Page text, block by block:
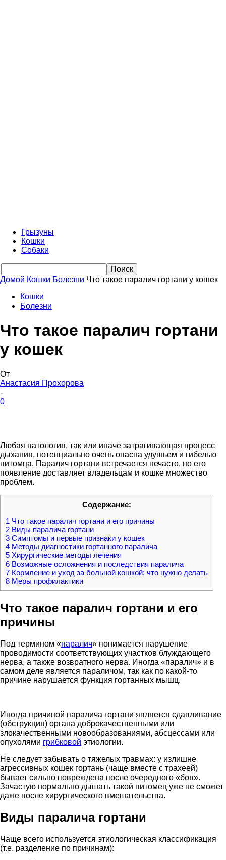
Грызуны
Кошки
Собаки
Домой Кошки Болезни Что такое паралич гортани у кошек
Кошки
Болезни
Что такое паралич гортани
у кошек
От
Анастасия Прохорова
-
0
Любая патология, так или иначе затрагивающая процесс
дыхания, потенциально очень опасна удушьем и гибелью
питомца. Паралич гортани встречается нечасто, но его
появление доставляет владельцам и кошке множество
проблем.
Содержание:
1 Что такое паралич гортани и его причины
2 Виды паралича гортани
3 Симптомы и первые признаки у кошек
4 Методы диагностики гортанного паралича
5 Хирургические методы лечения
6 Возможные осложнения и последствия паралича
7 Кормление и уход за больной кошкой: что нужно делать
8 Меры профилактики
Что такое паралич гортани и его
причины
Под термином «паралич» понимается нарушение
проводимости соответствующих участков блуждающего
нерва, а также возвратного нерва. Иногда «паралич» и в
самом деле является параличом, так как по какой-то
причине нарушается функция гортанных мышц.
Иногда причиной паралича гортани является сдавливание
(обструкция) органа доброкачественными или
злокачественными новообразованиями, абсцессами или
опухолями грибковой этиологии.
Не следует забывать о тяжелых травмах: у излишне
агрессивных кошек гортань (чаще вместе с трахеей)
бывает сильно повреждена после очередного «боя».
Зачастую нормально дышать такой питомец уже не сможет
даже после хирургического вмешательства.
Виды паралича гортани
Чаще всего используется этиологическая классификация
(т.е. разделение по причинам):